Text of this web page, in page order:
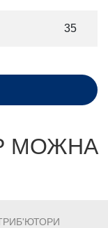
35
МОЖНА